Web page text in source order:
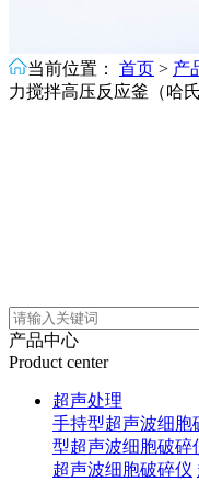
当前位置： 首页 > 产
力搅拌高压反应釜（哈
产品中心
Product center
超声处理
手持型超声波细胞
型超声波细胞破碎
超声波细胞破碎仪